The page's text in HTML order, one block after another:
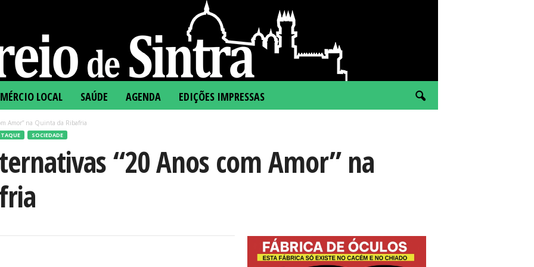
LOCAL SAÚDE AGENDA EDIÇÕES IMPRESSAS
Amor” na Quinta da Ribafria
SOCIEDADE
“20 Anos com Amor” na